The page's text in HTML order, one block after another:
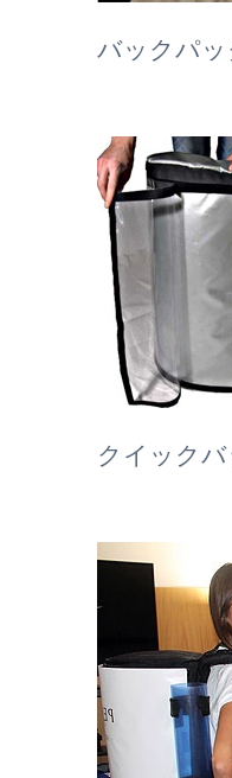
バックパ
クイック